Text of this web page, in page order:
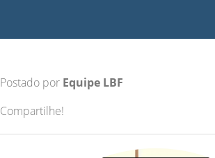
Postado por Equipe LBF
Compartilhe!